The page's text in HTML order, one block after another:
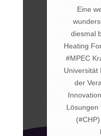
Eine
diesmal
Heating
#MPEC
Universität
der
Lösungen